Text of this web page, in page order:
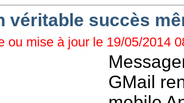
véritable succès
ou mise à jour le 19/05/2014
GMail